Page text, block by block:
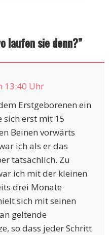
laufen sie denn?”
13:40 Uhr
Erstgeborenen ein
sich erst mit 15
Beinen vorwärts
ich als er das
tatsächlich. Zu
ich mit der kleinen
drei Monate
sich mit seinen
geltende
so dass jeder Schritt